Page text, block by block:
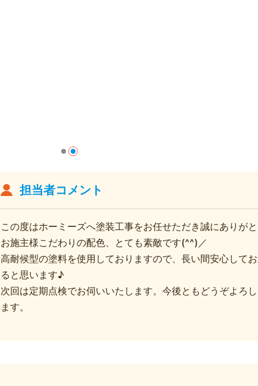
担当者コメント
この度はホーミーズへ塗装工事をお任せただき誠にありがと
お施主様こだわりの配色、とても素敵です(^^)／
高耐候型の塗料を使用しておりますので、長い間安心して
ると思います♪
次回は定期点検でお伺いいたします。今後ともどうぞよろ
ます。